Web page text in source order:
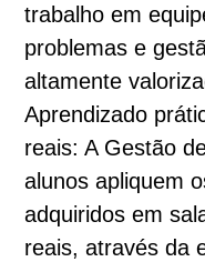
trabalho em
problemas e
altamente
Aprendizado
reais: A Gestão
alunos apliquem
adquiridos em
reais, através da